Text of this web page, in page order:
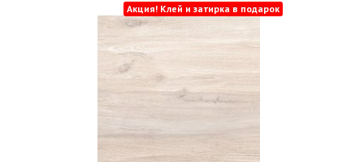
Акция! Клей и затирка в подарок